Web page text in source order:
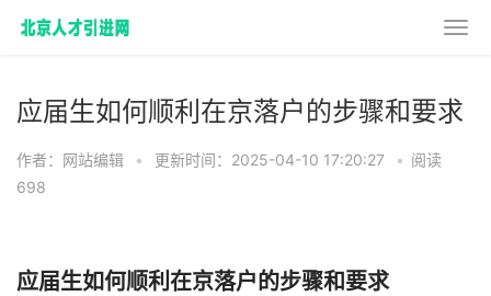
应届生如何顺利在京落户的步骤和要求
作者：网站编辑 • 更新时间：2025-04-10 17:20:27 • 阅读
698
应届生如何顺利在京落户的步骤和要求